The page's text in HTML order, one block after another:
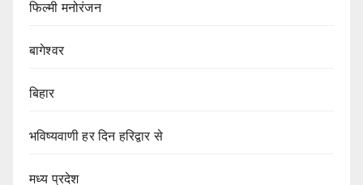
फिल्मी मनोरंजन
बागेश्वर
बिहार
भविष्यवाणी हर दिन हरिद्वार से
मध्य प्रदेश